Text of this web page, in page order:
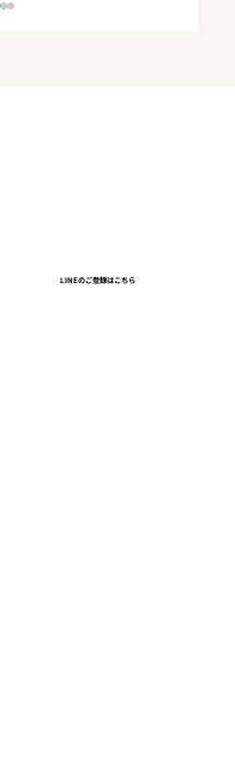
ちすぎるオフィ
LINEのご登録はこちら